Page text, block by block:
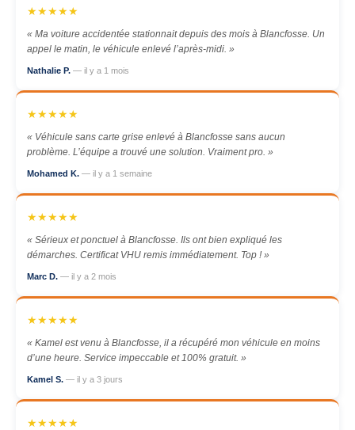
★★★★★
« Ma voiture accidentée stationnait depuis des mois à Blancfosse. Un
appel le matin, le véhicule enlevé l’après-midi. »
Nathalie P. — il y a 1 mois
★★★★★
« Véhicule sans carte grise enlevé à Blancfosse sans aucun
problème. L’équipe a trouvé une solution. Vraiment pro. »
Mohamed K. — il y a 1 semaine
★★★★★
« Sérieux et ponctuel à Blancfosse. Ils ont bien expliqué les
démarches. Certificat VHU remis immédiatement. Top ! »
Marc D. — il y a 2 mois
★★★★★
« Kamel est venu à Blancfosse, il a récupéré mon véhicule en moins
d’une heure. Service impeccable et 100% gratuit. »
Kamel S. — il y a 3 jours
★★★★★